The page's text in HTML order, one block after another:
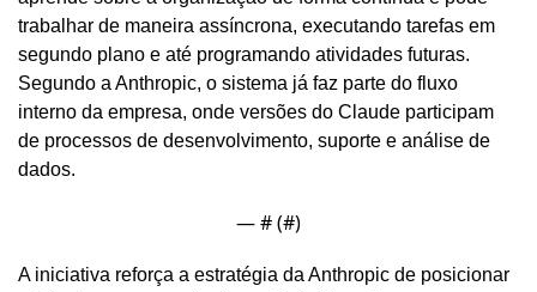
trabalhar de maneira assíncrona, executando tarefas em
segundo plano e até programando atividades futuras.
Segundo a Anthropic, o sistema já faz parte do fluxo
interno da empresa, onde versões do Claude participam
de processos de desenvolvimento, suporte e análise de
dados.
— # (#)
A iniciativa reforça a estratégia da Anthropic de posicionar